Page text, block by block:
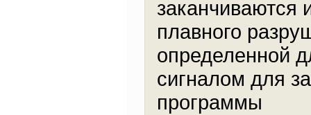
заканчиваются
плавного
определенной
сигналом для
программы